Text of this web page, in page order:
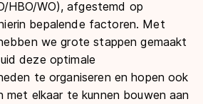
HBO/WO), afgestemd op
bepalende factoren. Met
we grote stappen gemaakt
deze optimale
te organiseren en hopen ook
met elkaar te kunnen bouwen aan